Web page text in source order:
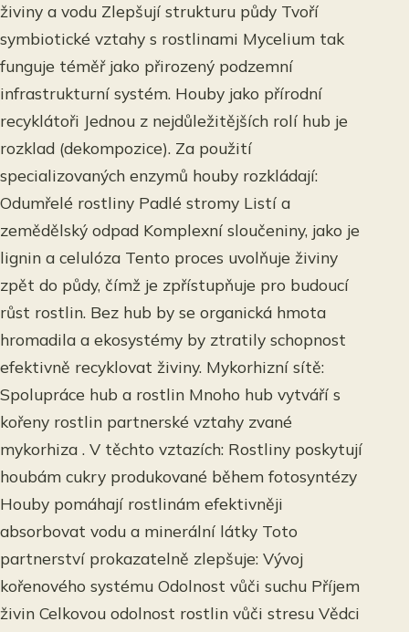
živiny a vodu Zlepšují strukturu půdy Tvoří
symbiotické vztahy s rostlinami Mycelium tak
funguje téměř jako přirozený podzemní
infrastrukturní systém. Houby jako přírodní
recyklátoři Jednou z nejdůležitějších rolí hub je
rozklad (dekompozice). Za použití
specializovaných enzymů houby rozkládají:
Odumřelé rostliny Padlé stromy Listí a
zemědělský odpad Komplexní sloučeniny, jako je
lignin a celulóza Tento proces uvolňuje živiny
zpět do půdy, čímž je zpřístupňuje pro budoucí
růst rostlin. Bez hub by se organická hmota
hromadila a ekosystémy by ztratily schopnost
efektivně recyklovat živiny. Mykorhizní sítě:
Spolupráce hub a rostlin Mnoho hub vytváří s
kořeny rostlin partnerské vztahy zvané
mykorhiza . V těchto vztazích: Rostliny poskytují
houbám cukry produkované během fotosyntézy
Houby pomáhají rostlinám efektivněji
absorbovat vodu a minerální látky Toto
partnerství prokazatelně zlepšuje: Vývoj
kořenového systému Odolnost vůči suchu Příjem
živin Celkovou odolnost rostlin vůči stresu Vědci